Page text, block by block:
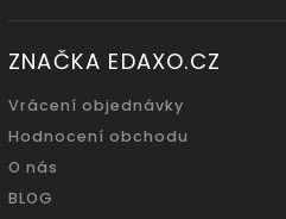
ZNAČKA EDAXO.CZ
Vrácení objednávky
Hodnocení obchodu
O nás
BLOG